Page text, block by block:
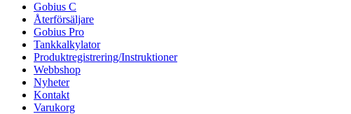
vidare
innehåll
Gobius C
Återförsäljare
Gobius Pro
Tankkalkylator
Produktregistrering/Instruktioner
Webbshop
Nyheter
Kontakt
Varukorg